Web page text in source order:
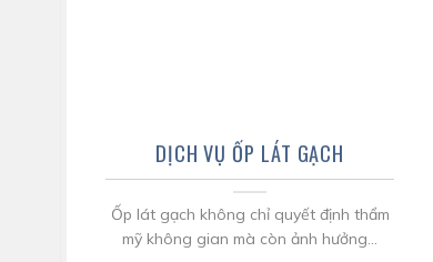
DỊCH VỤ ỐP LÁT GẠCH
Ốp lát gạch không chỉ quyết định thẩm
mỹ không gian mà còn ảnh hưởng...